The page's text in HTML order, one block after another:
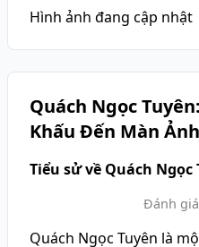
Hình ảnh đang cập nhật
Quách Ngọc
Khấu Đến Màn Ảnh
Tiểu sử về Quách Ngọc
Đánh giá
Quách Ngọc Tuyên là